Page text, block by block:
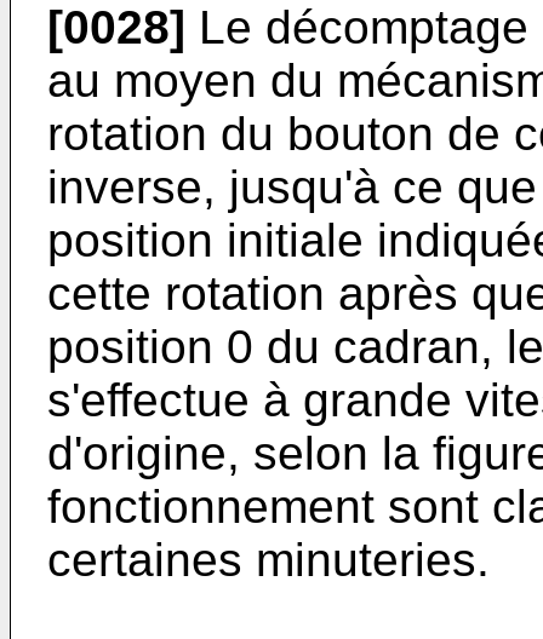
[0028] Le
au moyen du
rotation du bouton de
inverse, jusqu'à ce
position initiale
cette rotation après
position 0 du cadran,
s'effectue à grande
d'origine, selon la
fonctionnement sont
certaines minuteries.